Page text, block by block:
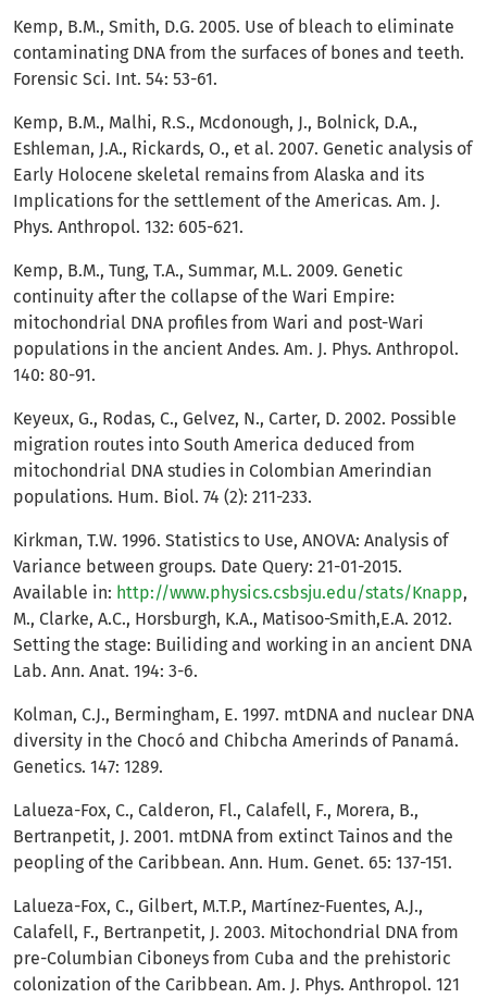
Kemp, B.M., Smith, D.G. 2005. Use of bleach to eliminate
contaminating DNA from the surfaces of bones and teeth.
Forensic Sci. Int. 54: 53-61.
Kemp, B.M., Malhi, R.S., Mcdonough, J., Bolnick, D.A.,
Eshleman, J.A., Rickards, O., et al. 2007. Genetic analysis of
Early Holocene skeletal remains from Alaska and its
Implications for the settlement of the Americas. Am. J.
Phys. Anthropol. 132: 605-621.
Kemp, B.M., Tung, T.A., Summar, M.L. 2009. Genetic
continuity after the collapse of the Wari Empire:
mitochondrial DNA profiles from Wari and post-Wari
populations in the ancient Andes. Am. J. Phys. Anthropol.
140: 80-91.
Keyeux, G., Rodas, C., Gelvez, N., Carter, D. 2002. Possible
migration routes into South America deduced from
mitochondrial DNA studies in Colombian Amerindian
populations. Hum. Biol. 74 (2): 211-233.
Kirkman, T.W. 1996. Statistics to Use, ANOVA: Analysis of
Variance between groups. Date Query: 21-01-2015.
Available in: http://www.physics.csbsju.edu/stats/Knapp,
M., Clarke, A.C., Horsburgh, K.A., Matisoo-Smith,E.A. 2012.
Setting the stage: Builiding and working in an ancient DNA
Lab. Ann. Anat. 194: 3-6.
Kolman, C.J., Bermingham, E. 1997. mtDNA and nuclear DNA
diversity in the Chocó and Chibcha Amerinds of Panamá.
Genetics. 147: 1289.
Lalueza-Fox, C., Calderon, Fl., Calafell, F., Morera, B.,
Bertranpetit, J. 2001. mtDNA from extinct Tainos and the
peopling of the Caribbean. Ann. Hum. Genet. 65: 137-151.
Lalueza-Fox, C., Gilbert, M.T.P., Martínez-Fuentes, A.J.,
Calafell, F., Bertranpetit, J. 2003. Mitochondrial DNA from
pre-Columbian Ciboneys from Cuba and the prehistoric
colonization of the Caribbean. Am. J. Phys. Anthropol. 121